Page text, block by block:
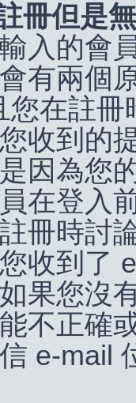
冊但是
入的會
有兩個
您在註
收到的
因為您
在登入
冊時討
收到了
果您沒
不正確
e-mail